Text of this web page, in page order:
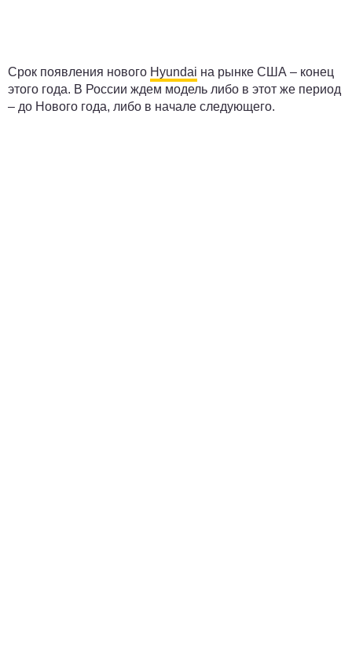
Срок появления нового Hyundai на рынке США – конец
этого года. В России ждем модель либо в этот же период
– до Нового года, либо в начале следующего.